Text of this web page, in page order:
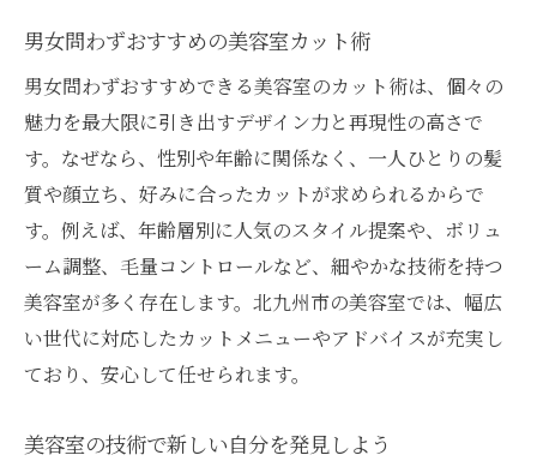
男女問わずおすすめの美容室カット術
男女問わずおすすめできる美容室のカット術は、個々の
魅力を最大限に引き出すデザイン力と再現性の高さで
す。なぜなら、性別や年齢に関係なく、一人ひとりの髪
質や顔立ち、好みに合ったカットが求められるからで
す。例えば、年齢層別に人気のスタイル提案や、ボリュ
ーム調整、毛量コントロールなど、細やかな技術を持つ
美容室が多く存在します。北九州市の美容室では、幅広
い世代に対応したカットメニューやアドバイスが充実し
ており、安心して任せられます。
美容室の技術で新しい自分を発見しよう